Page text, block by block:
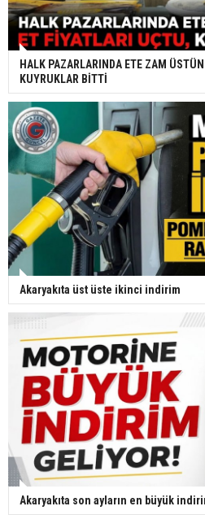
HALK PAZARLARINDA ETE ZAM
KUYRUKLAR BİTTİ
Akaryakıta üst üste ikinci indirim
Akaryakıta son ayların en büyük